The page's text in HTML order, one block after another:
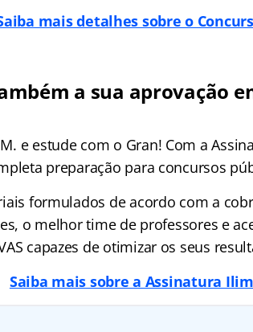
mais detalhes sobre o
a sua aprovação
e estude com o Gran! Com a
preparação para concursos
formulados de acordo com a
o melhor time de professores e
capazes de otimizar os seus
Saiba mais sobre a Assinatura